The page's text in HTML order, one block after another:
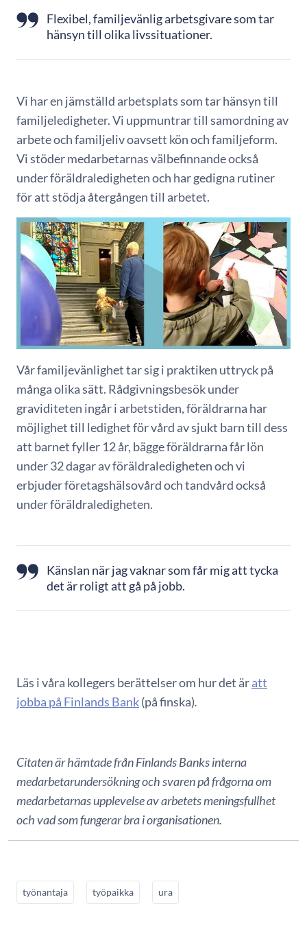
Flexibel, familjevänlig arbetsgivare som tar
hänsyn till olika livssituationer.
Vi har en jämställd arbetsplats som tar hänsyn till
familjeledigheter. Vi uppmuntrar till samordning av
arbete och familjeliv oavsett kön och familjeform.
Vi stöder medarbetarnas välbefinnande också
under föräldraledigheten och har gedigna rutiner
för att stödja återgången till arbetet.
Vår familjevänlighet tar sig i praktiken uttryck på
många olika sätt. Rådgivningsbesök under
graviditeten ingår i arbetstiden, föräldrarna har
möjlighet till ledighet för vård av sjukt barn till dess
att barnet fyller 12 år, bägge föräldrarna får lön
under 32 dagar av föräldraledigheten och vi
erbjuder företagshälsovård och tandvård också
under föräldraledigheten.
Känslan när jag vaknar som får mig att tycka
det är roligt att gå på jobb.
Läs i våra kollegers berättelser om hur det äratt
jobba på Finlands Bank(på finska).
Citaten är hämtade från Finlands Banks interna
medarbetarundersökning och svaren på frågorna om
medarbetarnas upplevelse av arbetets meningsfullhet
och vad som fungerar bra i organisationen.
työnantaja työpaikka ura